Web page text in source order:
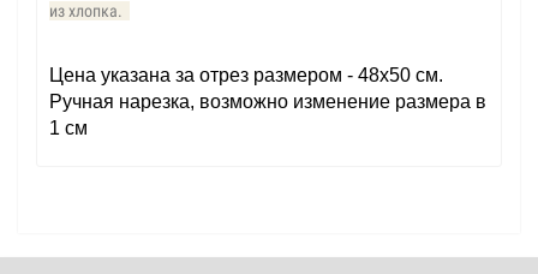
из хлопка.
Цена указана за отрез размером - 48х50 см.
Ручная нарезка, возможно изменение размера в
1 см